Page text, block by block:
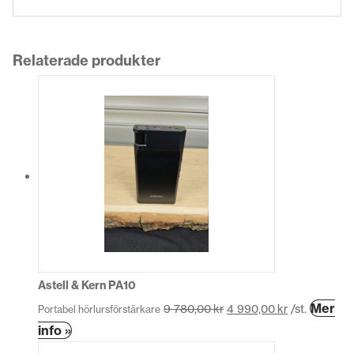
Relaterade produkter
Astell & Kern PA10
Portabel hörlursförstärkare 9 780,00kr 4 990,00 kr /st. Mer
info »Den